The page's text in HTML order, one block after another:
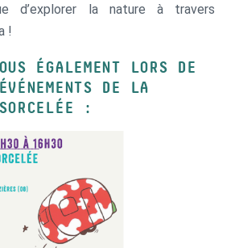
d’explorer la nature à travers
!
ÉGALEMENT LORS DE
DE LA
: